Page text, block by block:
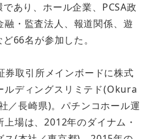
あり、ホール企業、PCSA政
・監査法人、報道関係、遊
66名が参加した。
取引所メインボードに株式
ルディングスリミテド(Okura
長崎県)。パチンコホール運
場は、2012年のダイナム・